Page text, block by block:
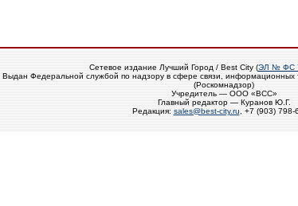
Сетевое издание Лучший Город / Best City (ЭЛ № ФС
Выдан Федеральной службой по надзору в сфере связи, информационных
(Роскомнадзор)
Учредитель — ООО «ВСС»
Главный редактор — Куранов Ю.Г.
Редакция: sales@best-city.ru , +7 (903) 798-